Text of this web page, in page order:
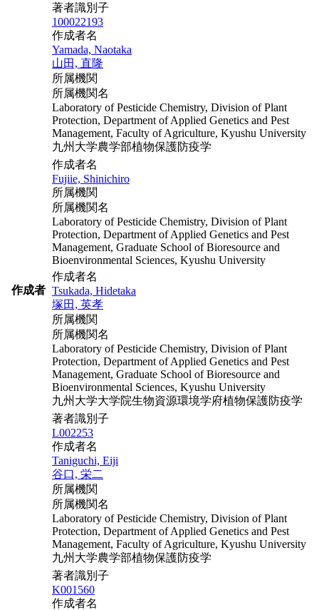
作成者
著者識別子
100022193
作成者名
Yamada, Naotaka
山田, 直隆
所属機関
所属機関名
Laboratory of Pesticide Chemistry, Division of Plant
Protection, Department of Applied Genetics and Pest
Management, Faculty of Agriculture, Kyushu University
九州大学農学部植物保護防疫学
作成者名
Fujiie, Shinichiro
所属機関
所属機関名
Laboratory of Pesticide Chemistry, Division of Plant
Protection, Department of Applied Genetics and Pest
Management, Graduate School of Bioresource and
Bioenvironmental Sciences, Kyushu University
作成者名
Tsukada, Hidetaka
塚田, 英孝
所属機関
所属機関名
Laboratory of Pesticide Chemistry, Division of Plant
Protection, Department of Applied Genetics and Pest
Management, Graduate School of Bioresource and
Bioenvironmental Sciences, Kyushu University
九州大学大学院生物資源環境学府植物保護防疫学
著者識別子
L002253
作成者名
Taniguchi, Eiji
谷口, 栄二
所属機関
所属機関名
Laboratory of Pesticide Chemistry, Division of Plant
Protection, Department of Applied Genetics and Pest
Management, Faculty of Agriculture, Kyushu University
九州大学農学部植物保護防疫学
著者識別子
K001560
作成者名